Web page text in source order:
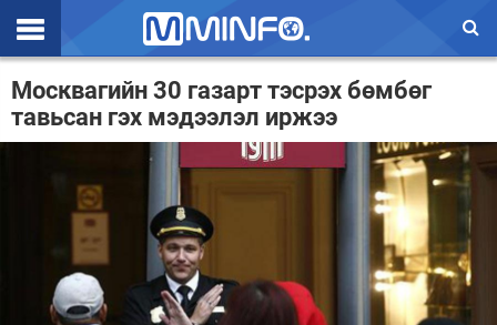
Эхлэл
Цаг агаар
Эдийн засаг
Үзэл бодол
Москвагийн 30 газарт тэсрэх бөмбөг
тавьсан гэх мэдээлэл иржээ